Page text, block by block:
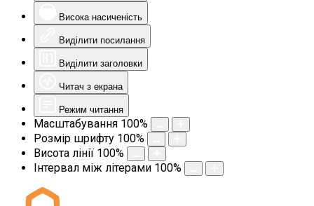
Висока насиченість
Виділити посилання
Виділити заголовки
Читач з екрана
Режим читання
Масштабування 100%
Розмір шрифту 100%
Висота лінії 100%
Інтервал між літерами 100%